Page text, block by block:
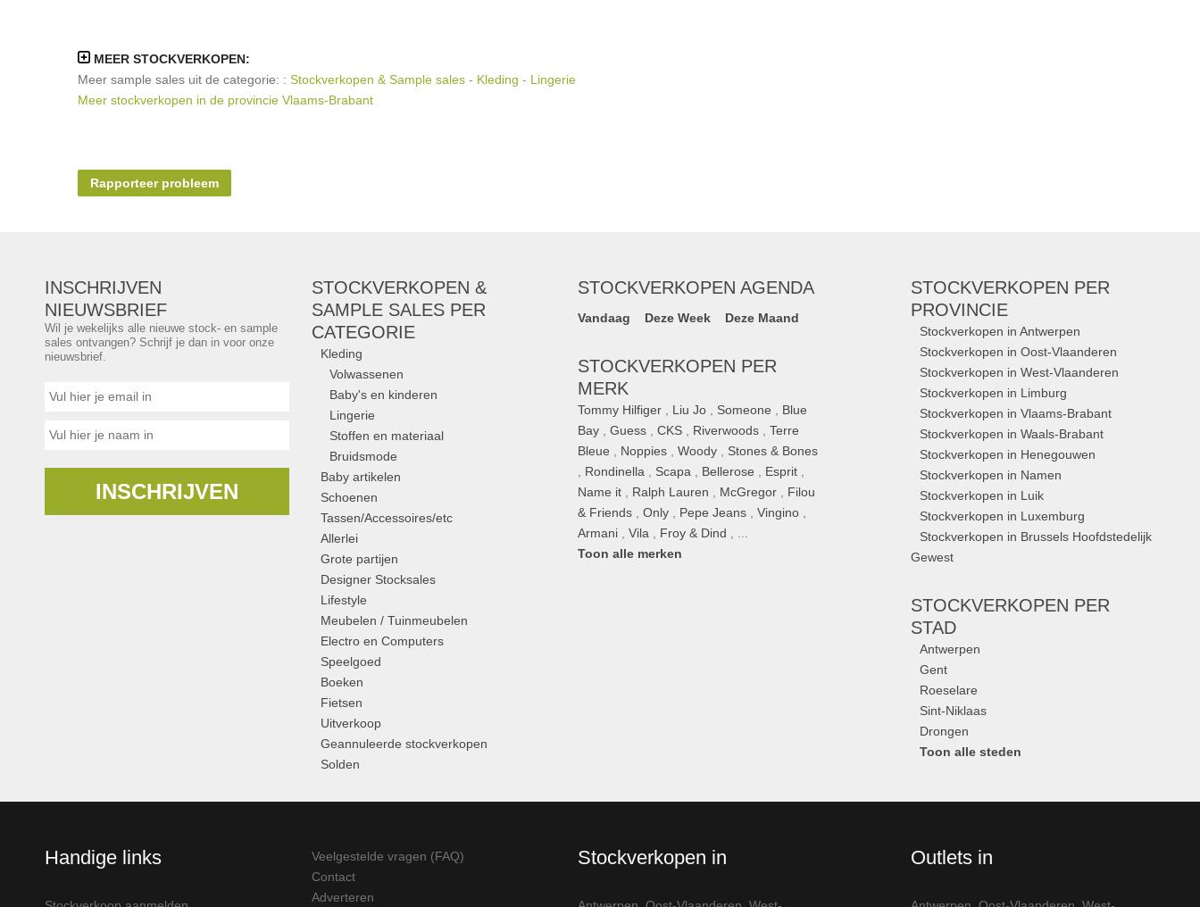
MEER STOCKVERKOPEN:
Meer sample sales uit de categorie: : Stockverkopen & Sample sales - Kleding - Lingerie
Meer stockverkopen in de provincie Vlaams-Brabant
Rapporteer probleem
INSCHRIJVEN
NIEUWSBRIEF
Wil je wekelijks alle nieuwe stock- en sample
sales ontvangen? Schrijf je dan in voor onze
nieuwsbrief.
INSCHRIJVEN
STOCKVERKOPEN &
SAMPLE SALES PER
CATEGORIE
Kleding
Volwassenen
Baby's en kinderen
Lingerie
Stoffen en materiaal
Bruidsmode
Baby artikelen
Schoenen
Tassen/Accessoires/etc
Allerlei
Grote partijen
Designer Stocksales
Lifestyle
Meubelen / Tuinmeubelen
Electro en Computers
Speelgoed
Boeken
Fietsen
Uitverkoop
Geannuleerde stockverkopen
Solden
STOCKVERKOPEN AGENDA
Vandaag Deze Week Deze Maand
STOCKVERKOPEN PER
MERK
Tommy Hilfiger Liu Jo Someone
Blue
Bay ,Guess ,CKS Riverwoods ,Terre
Bleue
Noppies ,Woody
Stones & Bones
Rondinella Scapa Bellerose Esprit
Name it
Ralph Lauren McGregor
Filou
& Friends ,Only Pepe Jeans ,Vingino
Armani ,Vila Froy & Dind
Toon alle merken
STOCKVERKOPEN PER
PROVINCIE
Stockverkopen in Antwerpen
Stockverkopen in Oost-Vlaanderen
Stockverkopen in West-Vlaanderen
Stockverkopen in Limburg
Stockverkopen in Vlaams-Brabant
Stockverkopen in Waals-Brabant
Stockverkopen in Henegouwen
Stockverkopen in Namen
Stockverkopen in Luik
Stockverkopen in Luxemburg
Stockverkopen in Brussels Hoofdstedelijk
Gewest
STOCKVERKOPEN PER
STAD
Antwerpen
Gent
Roeselare
Sint-Niklaas
Drongen
Toon alle steden
Handige links
Veelgestelde vragen (FAQ)
Contact
Adverteren
Stockverkopen in Outlets in